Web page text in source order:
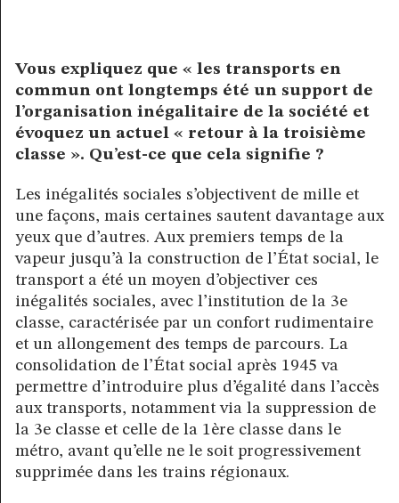
Vous expliquez que « les transports en
commun ont longtemps été un support de
l’organisation inégalitaire de la société et
évoquez un actuel « retour à la troisième
classe ». Qu’est-ce que cela signifie ?
Les inégalités sociales s’objectivent de mille et
une façons, mais certaines sautent davantage aux
yeux que d’autres. Aux premiers temps de la
vapeur jusqu’à la construction de l’État social, le
transport a été un moyen d’objectiver ces
inégalités sociales, avec l’institution de la 3e
classe, caractérisée par un confort rudimentaire
et un allongement des temps de parcours. La
consolidation de l’État social après 1945 va
permettre d’introduire plus d’égalité dans l’accès
aux transports, notamment via la suppression de
la 3e classe et celle de la 1ère classe dans le
métro, avant qu’elle ne le soit progressivement
supprimée dans les trains régionaux.